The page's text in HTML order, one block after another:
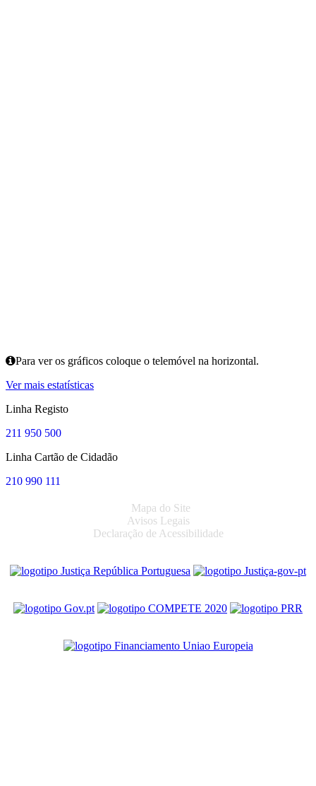
Para ver os gráficos coloque o telemóvel na horizontal.
Ver mais estatísticas
Linha Registo
211 950 500
Linha Cartão de Cidadão
210 990 111
Mapa do Site
Avisos Legais
Declaração de Acessibilidade